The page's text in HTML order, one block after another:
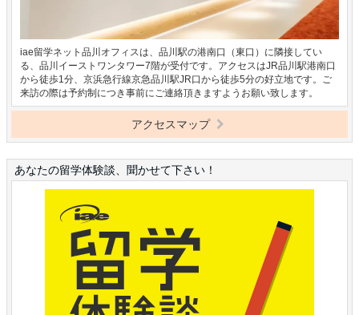
iae留学ネット品川オフィスは、品川駅の港南口（東口）に隣接してい
る、品川イーストワンタワー7階が受付です。アクセスはJR品川駅港南口
から徒歩1分、京浜急行線京急品川駅JR口から徒歩5分の好立地です。ご
来訪の際は予約制につき事前にご連絡頂きますようお願い致します。
アクセスマップ
あなたの留学体験談、聞かせて下さい！